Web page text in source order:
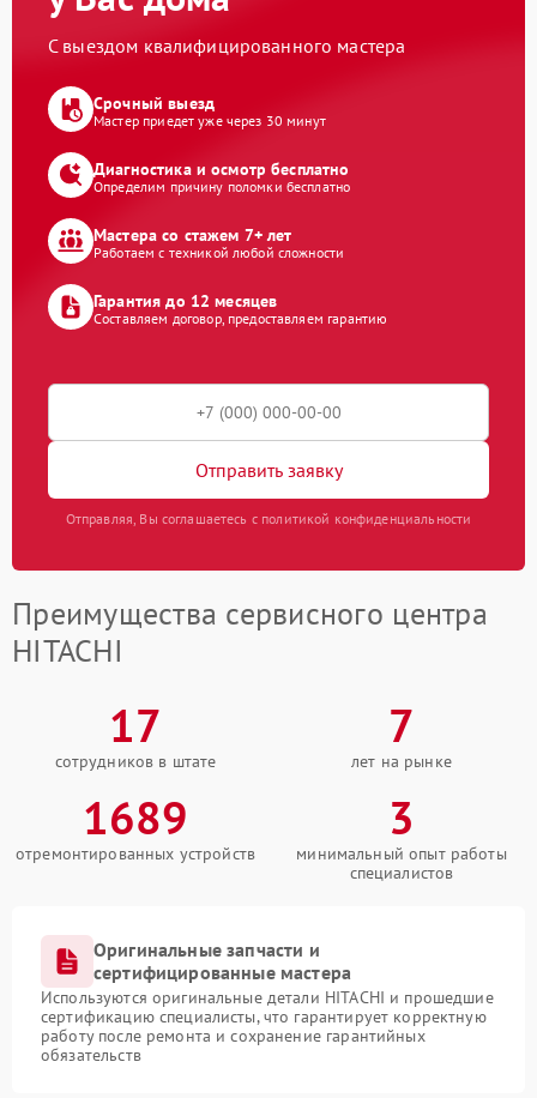
С выездом квалифицированного мастера
Срочный выезд
Мастер приедет уже через 30 минут
Диагностика и осмотр бесплатно
Определим причину поломки бесплатно
Мастера со стажем 7+ лет
Работаем с техникой любой сложности
Гарантия до 12 месяцев
Составляем договор, предоставляем гарантию
Отправить заявку
Отправляя, Вы соглашаетесь с политикой конфиденциальности
Преимущества сервисного центра
HITACHI
17
сотрудников в штате
7
лет на рынке
1689
отремонтированных устройств
3
минимальный опыт работы
специалистов
Оригинальные запчасти и
сертифицированные мастера
Используются оригинальные детали HITACHI и прошедшие
сертификацию специалисты, что гарантирует корректную
работу после ремонта и сохранение гарантийных
обязательств